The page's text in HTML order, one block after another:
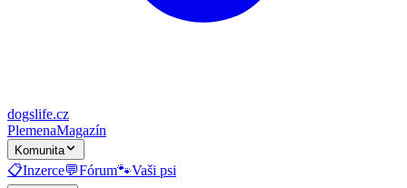
dogslife.cz
PlemenaMagazín
Komunita
📋Inzerce💬Fórum🐾Vaši psi